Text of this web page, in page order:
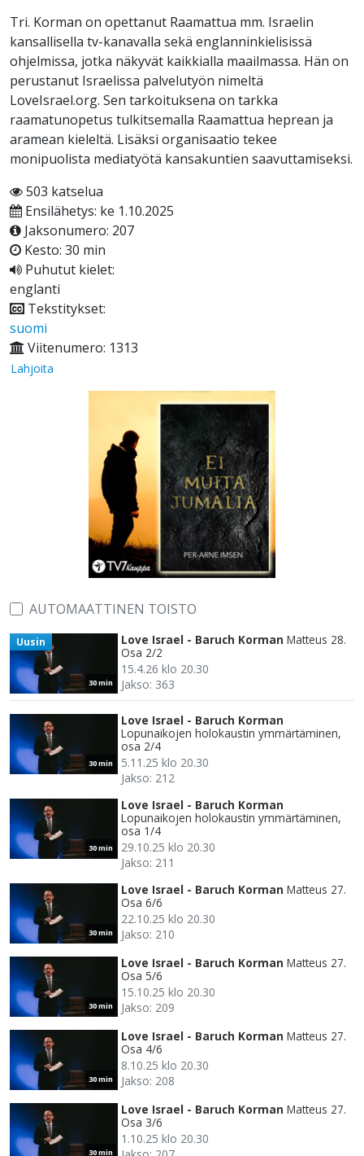
Tri. Korman on opettanut Raamattua mm. Israelin
kansallisella tv-kanavalla sekä englanninkielisissä
ohjelmissa, jotka näkyvät kaikkialla maailmassa. Hän on
perustanut Israelissa palvelutyön nimeltä
LoveIsrael.org. Sen tarkoituksena on tarkka
raamatunopetus tulkitsemalla Raamattua heprean ja
aramean kieleltä. Lisäksi organisaatio tekee
monipuolista mediatyötä kansakuntien saavuttamiseksi.
503 katselua
Ensilähetys: ke 1.10.2025
Jaksonumero: 207
Kesto: 30 min
Puhutut kielet:
englanti
Tekstitykset:
suomi
Viitenumero: 1313
Lahjoita
AUTOMAATTINEN TOISTO
30 min
Uusin Love Israel - Baruch Korman Matteus 28.
Osa 2/2
15.4.26 klo 20.30
Jakso: 363
30 min
Love Israel - Baruch Korman
Lopunaikojen holokaustin ymmärtäminen,
osa 2/4
5.11.25 klo 20.30
Jakso: 212
30 min
Love Israel - Baruch Korman
Lopunaikojen holokaustin ymmärtäminen,
osa 1/4
29.10.25 klo 20.30
Jakso: 211
30 min
Love Israel - Baruch Korman Matteus 27.
Osa 6/6
22.10.25 klo 20.30
Jakso: 210
30 min
Love Israel - Baruch Korman Matteus 27.
Osa 5/6
15.10.25 klo 20.30
Jakso: 209
30 min
Love Israel - Baruch Korman Matteus 27.
Osa 4/6
8.10.25 klo 20.30
Jakso: 208
30 min
Love Israel - Baruch Korman Matteus 27.
Osa 3/6
1.10.25 klo 20.30